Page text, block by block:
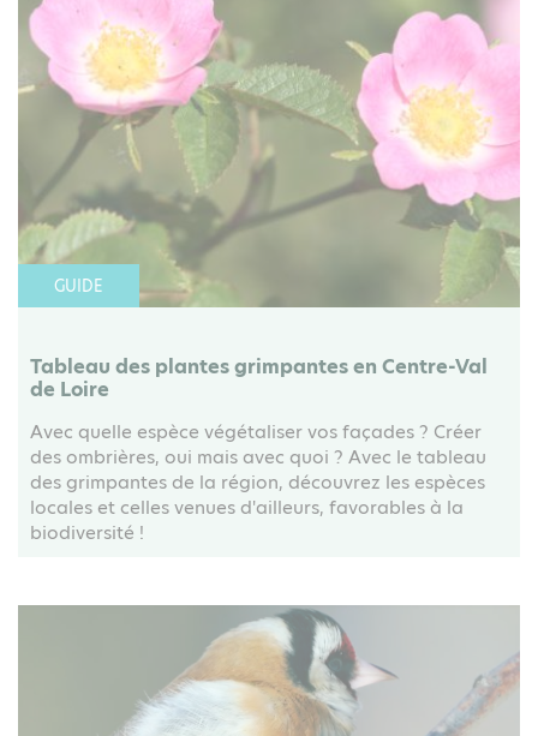
GUIDE
Tableau des plantes grimpantes en Centre-Val
de Loire
Avec quelle espèce végétaliser vos façades ? Créer
des ombrières, oui mais avec quoi ? Avec le tableau
des grimpantes de la région, découvrez les espèces
locales et celles venues d'ailleurs, favorables à la
biodiversité !